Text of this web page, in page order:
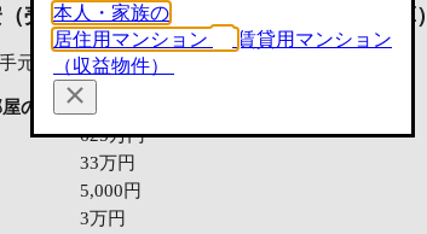
売却にかかる主な費用を差し引いた試算）
元に残る金額の試算です。
の場合 54.02m²の部屋の場合
625万円
33万円
5,000円
3万円
本人・家族の
居住用マンション
賃貸用マンション
（収益物件）